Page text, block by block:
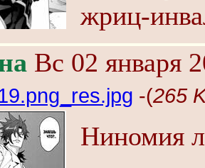
жриц-
Вс 02 января
-(265
Ниномия